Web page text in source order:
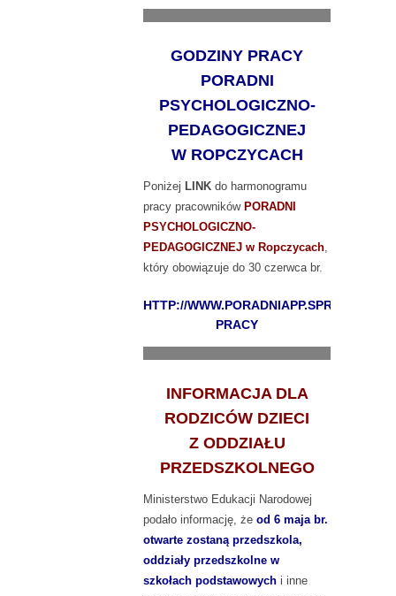
GODZINY PRACY
PORADNI
PSYCHOLOGICZNO-
PEDAGOGICZNEJ
W ROPCZYCACH
Poniżej LINK do harmonogramu
pracy pracowników PORADNI
PSYCHOLOGICZNO-
PEDAGOGICZNEJ w Ropczycach,
który obowiązuje do 30 czerwca br.
HTTP://
PRACY
INFORMACJA DLA
RODZICÓW DZIECI
Z ODDZIAŁU
PRZEDSZKOLNEGO
Ministerstwo Edukacji Narodowej
podało informację, że od 6 maja br.
otwarte zostaną przedszkola,
oddziały przedszkolne w
szkołach podstawowych i inne